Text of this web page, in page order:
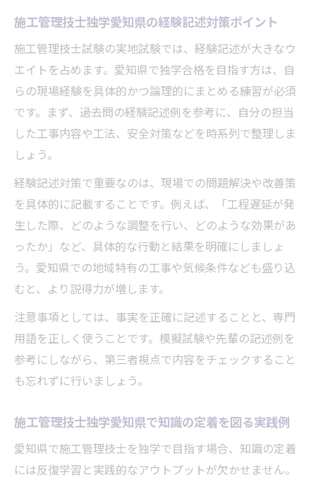
施工管理技士独学愛知県の経験記述対策ポイント
施工管理技士試験の実地試験では、経験記述が大きなウ
エイトを占めます。愛知県で独学合格を目指す方は、自
らの現場経験を具体的かつ論理的にまとめる練習が必須
です。まず、過去問の経験記述例を参考に、自分の担当
した工事内容や工法、安全対策などを時系列で整理しま
しょう。
経験記述対策で重要なのは、現場での問題解決や改善策
を具体的に記載することです。例えば、「工程遅延が発
生した際、どのような調整を行い、どのような効果があ
ったか」など、具体的な行動と結果を明確にしましょ
う。愛知県での地域特有の工事や気候条件なども盛り込
むと、より説得力が増します。
注意事項としては、事実を正確に記述することと、専門
用語を正しく使うことです。模擬試験や先輩の記述例を
参考にしながら、第三者視点で内容をチェックすること
も忘れずに行いましょう。
施工管理技士独学愛知県で知識の定着を図る実践例
愛知県で施工管理技士を独学で目指す場合、知識の定着
には反復学習と実践的なアウトプットが欠かせません。